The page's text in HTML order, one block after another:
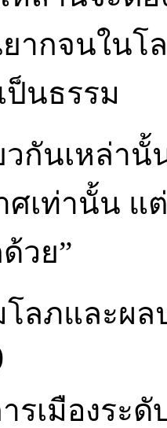
ากจนในโ
ป็นธรรม
กันเหล่านั้
เท่านั้น แ
วย”
ลภและผลป
รเมืองระ